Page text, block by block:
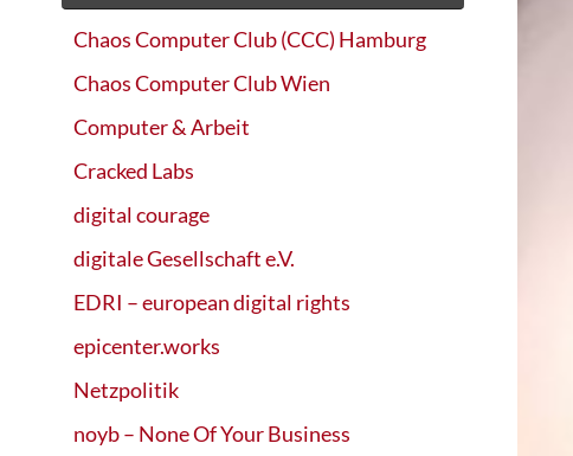
Chaos Computer Club (CCC) Hamburg
Chaos Computer Club Wien
Computer & Arbeit
Cracked Labs
digital courage
digitale Gesellschaft e.V.
EDRI – european digital rights
epicenter.works
Netzpolitik
noyb – None Of Your Business